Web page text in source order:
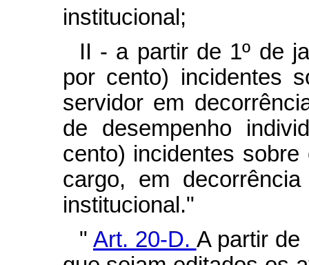
institucional;
II - a partir de 1º de
por cento) incidentes
servidor em
de desempenho
cento) incidentes
cargo, em
institucional."
" Art. 20-D. A partir de